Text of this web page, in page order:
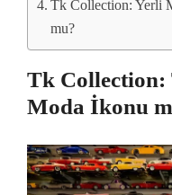
Tk Collection: Yerli
mu?
Tk Collection:
Moda İkonu